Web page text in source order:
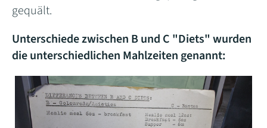
gequält.
Unterschiede zwischen B und C "Diets" wurden
die unterschiedlichen Mahlzeiten genannt: